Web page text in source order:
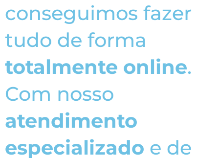
conseguimos fazer
tudo de forma
totalmente online.
Com nosso
atendimento
especializado e de